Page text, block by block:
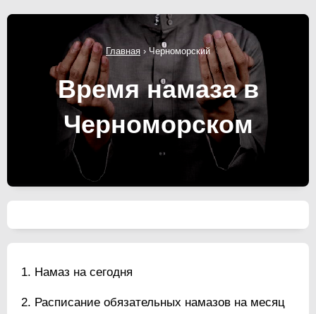
Главная › Черноморский
Время намаза в
Черноморском
Намаз на сегодня
Расписание обязательных намазов на месяц